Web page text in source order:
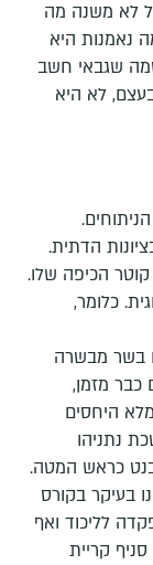
לא משנה מה
נאמנות היא
שגבאי חשב
לא היא
הדתית.
הכיפה שלו.
כלומר,
בשר מבשרה
כבר מזמן,
היחסים
נתניהו
כראש המטה.
בעיקר בקורס
לליכוד ואף
קריית